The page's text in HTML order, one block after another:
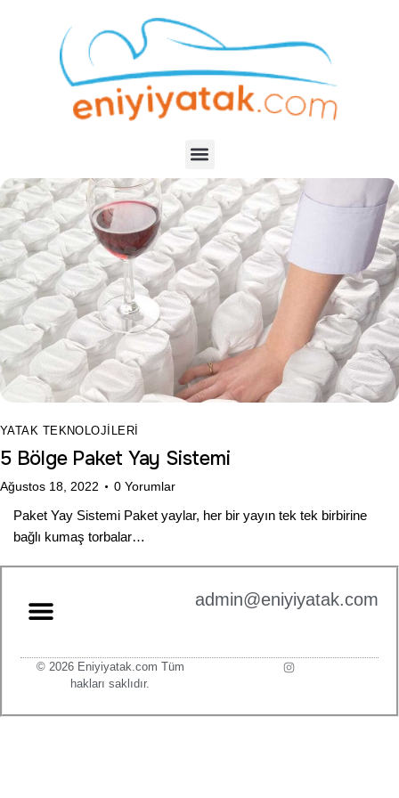
YATAK TEKNOLOJILERI
5 Bölge Paket Yay Sistemi
Ağustos 18, 2022 0 Yorumlar
Paket Yay Sistemi Paket yaylar, her bir yayın tek tek birbirine
bağlı kumaş torbalar…
admin@eniyiyatak.com
© 2026 Eniyiyatak.com Tüm
hakları saklıdır.